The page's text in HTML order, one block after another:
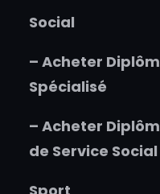
Social
– Acheter
Spécialisé
– Acheter
de Service Social